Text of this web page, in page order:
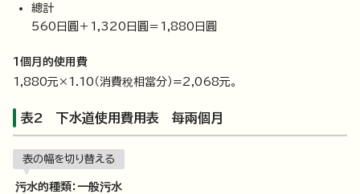
總計
560日圓＋1,320日圓＝1,880日圓
1個月的使用費
1,880元×1.10（消費稅相當分）=2,068元。
表2 下水道使用費用表 每兩個月
表の幅を切り替える
污水的種類：一般污水